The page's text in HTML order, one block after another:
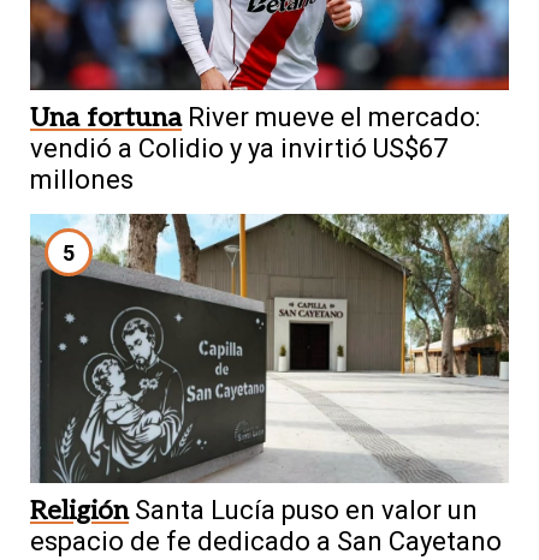
Una fortuna River mueve el mercado:
vendió a Colidio y ya invirtió US$67
millones
5
Religión Santa Lucía puso en valor un
espacio de fe dedicado a San Cayetano